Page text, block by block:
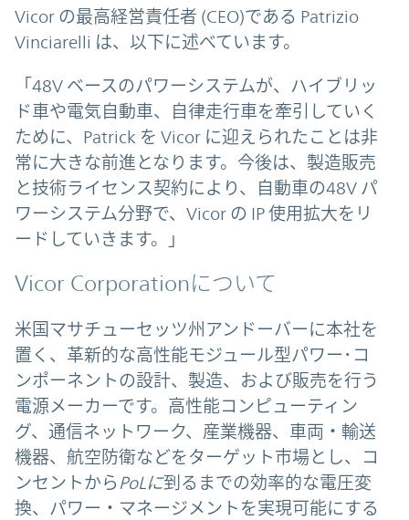
Vicor の最高経営責任者 (CEO)である Patrizio
Vinciarelli は、以下に述べています。
「48V ベースのパワーシステムが、ハイブリッ
ド車や電気自動車、自律走行車を牽引していく
ために、Patrick を Vicor に迎えられたことは非
常に大きな前進となります。今後は、製造販売
と技術ライセンス契約により、自動車の48V パ
ワーシステム分野で、Vicor の IP 使用拡大をリ
ードしていきます。」
Vicor Corporationについて
米国マサチューセッツ州アンドーバーに本社を
置く、革新的な高性能モジュール型パワー･コ
ンポーネントの設計、製造、および販売を行う
電源メーカーです。高性能コンピューティン
グ、通信ネットワーク、産業機器、車両・輸送
機器、航空防衛などをターゲット市場とし、コ
ンセントから PoLに到るまでの効率的な電圧変
換、パワー・マネージメントを実現可能にする